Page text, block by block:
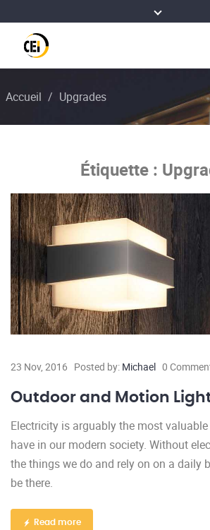
Accueil / Upgrades
Étiquette :
23 Nov, 2016 Posted by: Michael 0
Outdoor and Motion
Electricity is arguably the most
have in our modern society. Without
the things we do and rely on on a daily
be there.
Read more